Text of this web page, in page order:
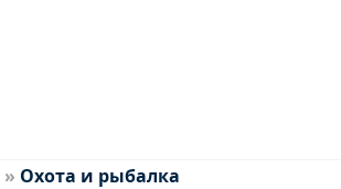
» Охота и рыбалка